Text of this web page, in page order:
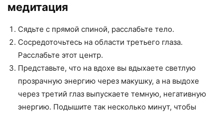
медитация
Сядьте с прямой спиной, расслабьте тело.
Сосредоточьтесь на области третьего глаза.
Расслабьте этот центр.
Представьте, что на вдохе вы вдыхаете светлую
прозрачную энергию через макушку, а на выдохе
через третий глаз выпускаете темную, негативную
энергию. Подышите так несколько минут, чтобы